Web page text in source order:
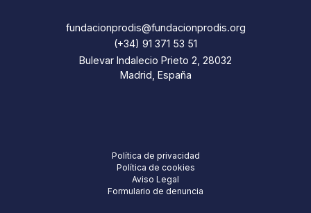
fundacionprodis@fundacionprodis.org
(+34) 91 371 53 51
Bulevar Indalecio Prieto 2, 28032
Madrid, España
Política de privacidad
Política de cookies
Aviso Legal
Formulario de denuncia